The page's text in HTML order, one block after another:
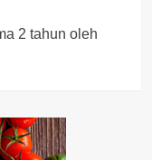
2 tahun oleh